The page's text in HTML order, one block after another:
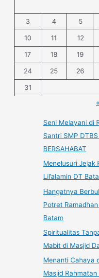
3 4 5
10 11 12
17 18 19
24 25 26
31
Seni Melayani di
Santri SMP
BERSAHABAT
Menelusuri Jejak
Lil’alamin DT
Hangatnya
Potret
Batam
Spiritualitas
Mabit di Masjid
Menanti Cahaya
Masjid Rahmatan